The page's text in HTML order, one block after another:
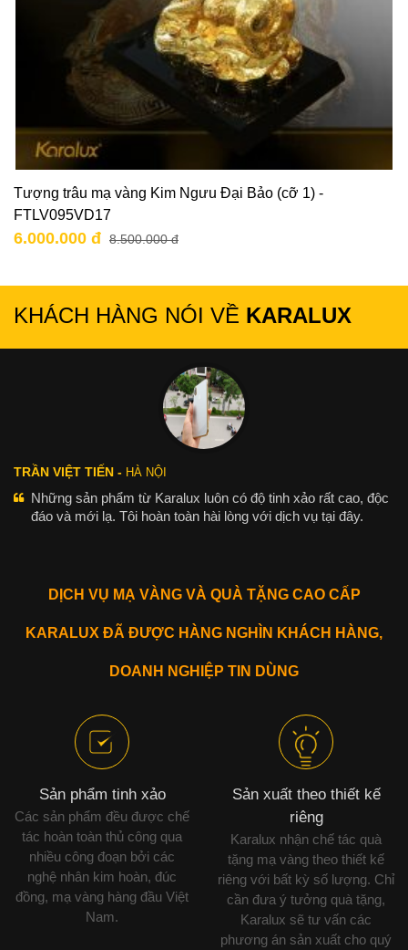
Tượng trâu mạ vàng Kim Ngưu Đại Bảo (cỡ 1) -
FTLV095VD17
6.000.000 đ 8.500.000 đ
KHÁCH HÀNG NÓI VỀ KARALUX
TRẦN VIỆT TIẾN - HÀ NỘI
Những sản phẩm từ Karalux luôn có độ tinh xảo rất cao, độc
đáo và mới lạ. Tôi hoàn toàn hài lòng với dịch vụ tại đây.
DỊCH VỤ MẠ VÀNG VÀ QUÀ TẶNG CAO CẤP
KARALUX ĐÃ ĐƯỢC HÀNG NGHÌN KHÁCH HÀNG,
DOANH NGHIỆP TIN DÙNG
Sản phẩm tinh xảo
Các sản phẩm đều được chế
tác hoàn toàn thủ công qua
nhiều công đoạn bởi các
nghệ nhân kim hoàn, đúc
đồng, mạ vàng hàng đầu Việt
Nam.
Sản xuất theo thiết kế
riêng
Karalux nhận chế tác quà
tặng mạ vàng theo thiết kế
riêng với bất kỳ số lượng. Chỉ
cần đưa ý tưởng quà tặng,
Karalux sẽ tư vấn các
phương án sản xuất cho quý